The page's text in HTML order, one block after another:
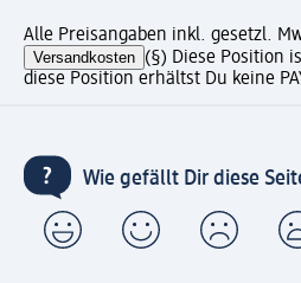
Alle Preisangaben inkl. gesetzl.
Versandkosten (§) Diese Position
diese Position erhältst Du keine
Wie gefällt Dir diese